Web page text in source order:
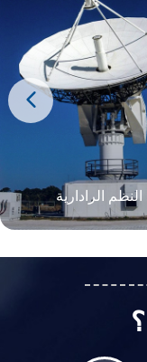
النظم الرادارية